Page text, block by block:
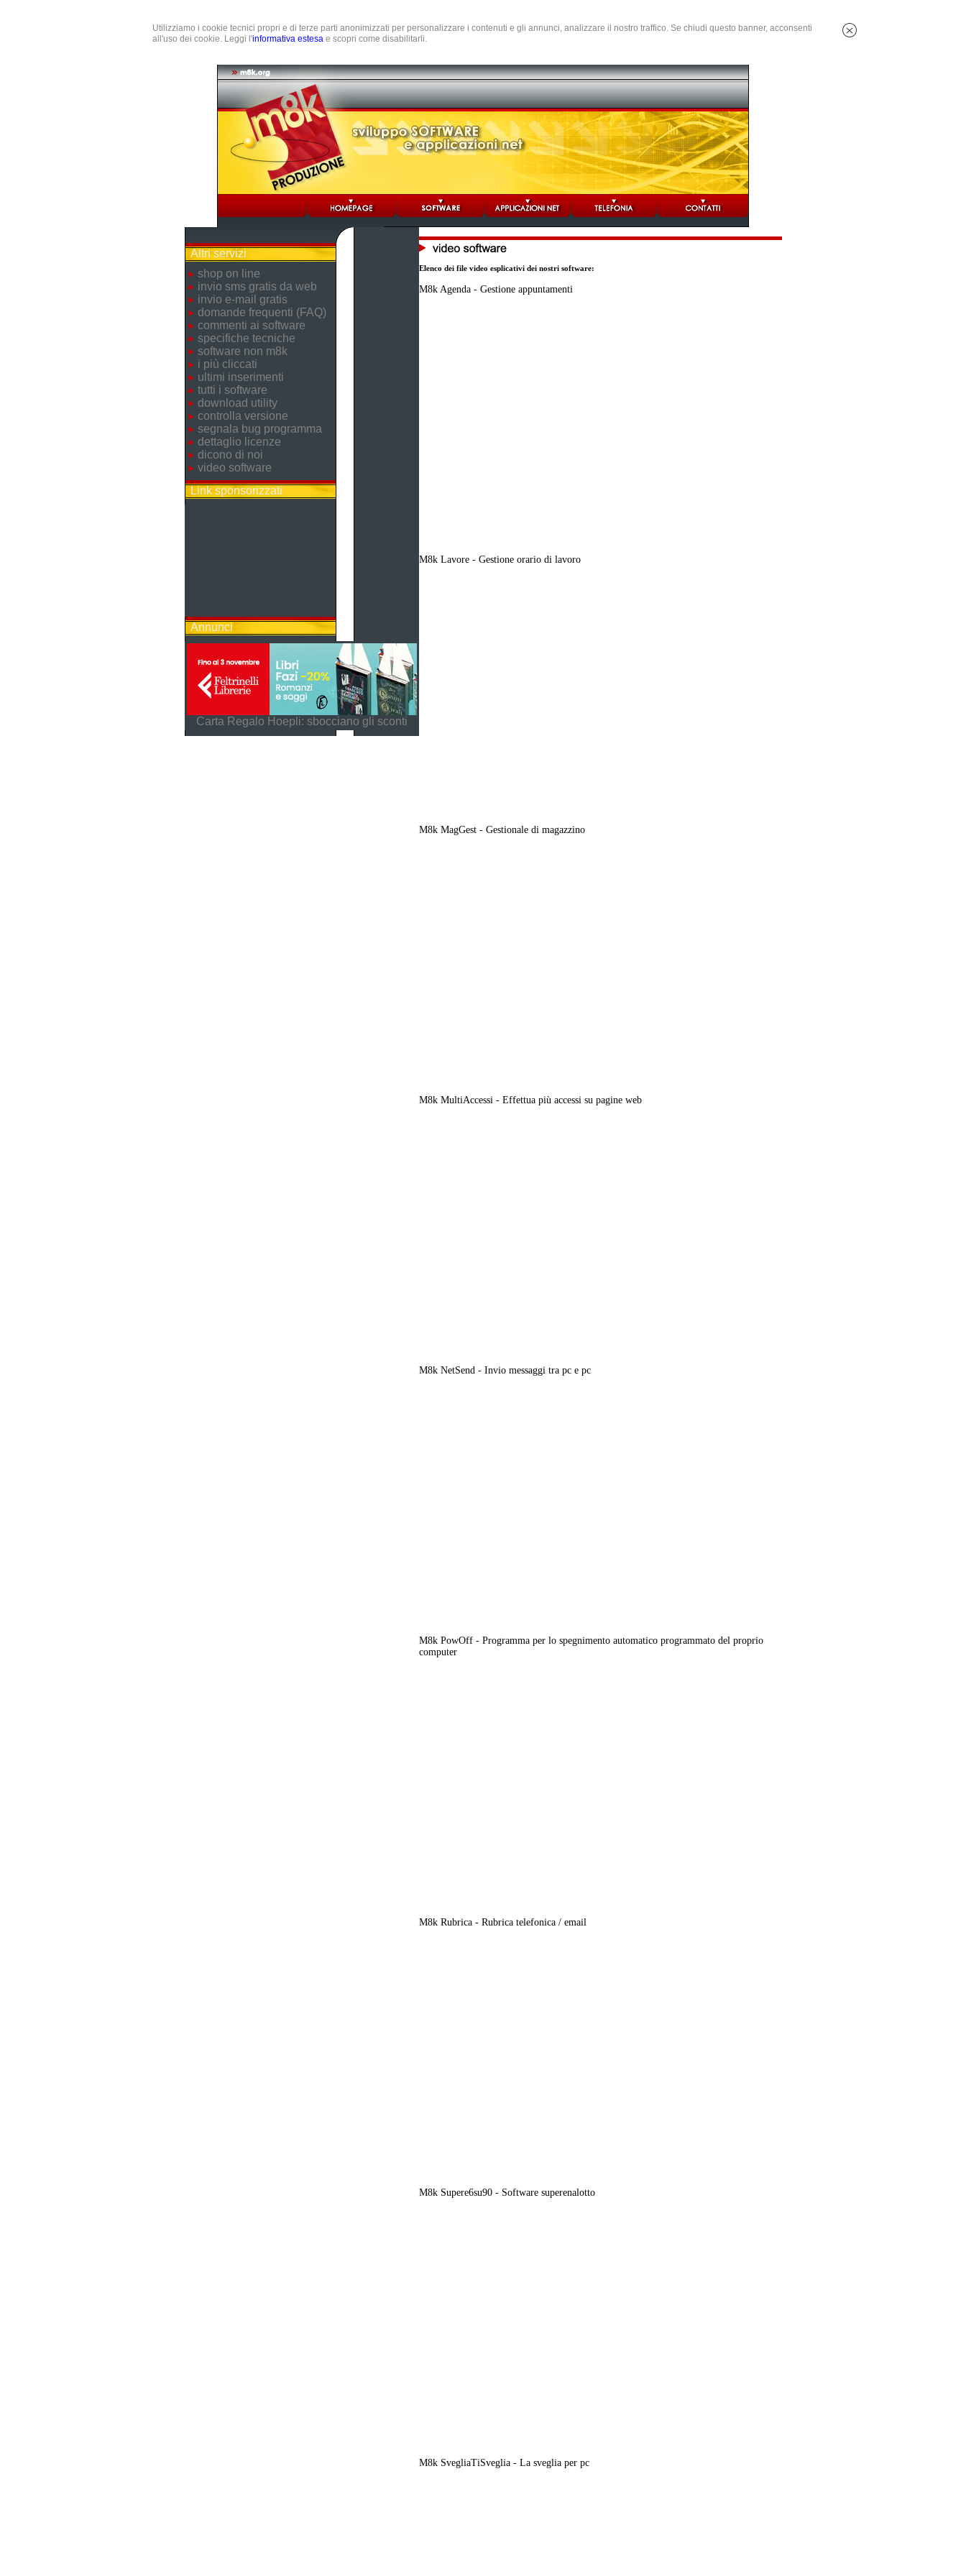
Utilizziamo i cookie tecnici propri e di terze parti anonimizzati per personalizzare i contenuti e gli annunci, analizzare il nostro traffico. Se chiudi questo banner, acconsenti
all'uso dei cookie. Leggi l'informativa estesa e scopri come disabilitarli.
Altri servizi
shop on line
invio sms gratis da web
invio e-mail gratis
domande frequenti (FAQ)
commenti ai software
specifiche tecniche
software non m8k
i più cliccati
ultimi inserimenti
tutti i software
download utility
controlla versione
segnala bug programma
dettaglio licenze
dicono di noi
video software
Link sponsorizzati
Annunci
Carta Regalo Hoepli: sbocciano gli sconti
Elenco dei file video esplicativi dei nostri software:
M8k Agenda - Gestione appuntamenti
M8k Lavore - Gestione orario di lavoro
M8k MagGest - Gestionale di magazzino
M8k MultiAccessi - Effettua più accessi su pagine web
M8k NetSend - Invio messaggi tra pc e pc
M8k PowOff - Programma per lo spegnimento automatico programmato del proprio
computer
M8k Rubrica - Rubrica telefonica / email
M8k Supere6su90 - Software superenalotto
M8k SvegliaTiSveglia - La sveglia per pc